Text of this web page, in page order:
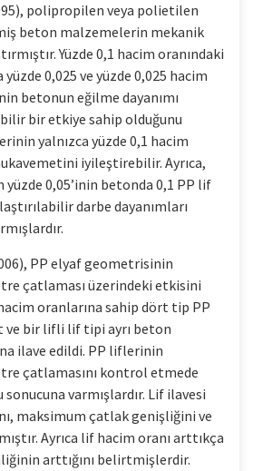
polipropilen veya polietilen
beton malzemelerin mekanik
Yüzde 0,1 hacim oranındaki
0,025 ve yüzde 0,025 hacim
betonun eğilme dayanımı
bir etkiye sahip olduğunu
yalnızca yüzde 0,1 hacim
iyileştirebilir. Ayrıca,
yüzde 0,05’inin betonda 0,1 PP lif
darbe dayanımları
PP elyaf geometrisinin
çatlaması üzerindeki etkisini
oranlarına sahip dört tip PP
bir lifli lif tipi ayrı beton
ilave edildi. PP liflerinin
çatlamasını kontrol etmede
varmışlardır. Lif ilavesi
maksimum çatlak genişliğini ve
Ayrıca lif hacim oranı arttıkça
arttığını belirtmişlerdir.